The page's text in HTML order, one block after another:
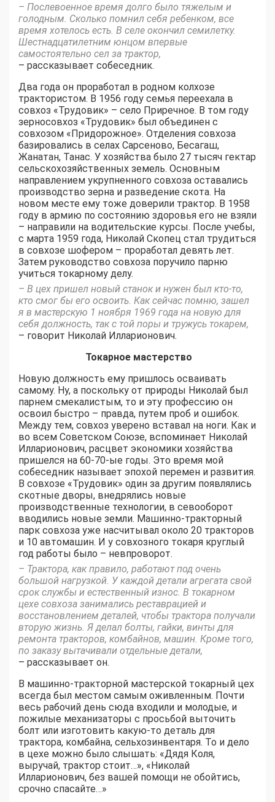
– Послевоенное время долго было тяжелым и
голодным. Сколько помнил себя ребенком, все
время хотелось есть. В селе окончил семилетку.
Шестнадцатилетним юнцом впервые
самостоятельно сел за трактор,
– рассказывает собеседник.
Два года он проработал в родном колхозе
трактористом. В 1956 году семья переехала в
совхоз «Трудовик» – село Приречное. В том году
зерносовхоз «Трудовик» был объединен с
совхозом «Придорожное». Отделения совхоза
базировались в селах Сарсеново, Бесагаш,
Жанатан, Танас. У хозяйства было 27 тысяч гектар
сельскохозяйственных земель. Основным
направлением укрупненного совхоза оставались
производство зерна и разведение скота. На
новом месте ему тоже доверили трактор. В 1958
году в армию по состоянию здоровья его не взяли
– направили на водительские курсы. После учебы,
с марта 1959 года, Николай Скопец стал трудиться
в совхозе шофером – проработал девять лет.
Затем руководство совхоза поручило парню
учиться токарному делу.
– В цех пришел новый станок и нужен был кто-то,
кто смог бы его освоить. Как сейчас помню, зашел
я в мастерскую 1 ноября 1969 года на новую для
себя должность, так с той поры и тружусь токарем,
– говорит Николай Илларионович.
Токарное мастерство
Новую должность ему пришлось осваивать
самому. Ну, а поскольку от природы Николай был
парнем смекалистым, то и эту профессию он
освоил быстро – правда, путем проб и ошибок.
Между тем, совхоз уверено вставал на ноги. Как и
во всем Советском Союзе, вспоминает Николай
Илларионович, расцвет экономики хозяйства
пришелся на 60-70-ые годы. Это время мой
собеседник называет эпохой перемен и развития.
В совхозе «Трудовик» один за другим появлялись
скотные дворы, внедрялись новые
производственные технологии, в севооборот
вводились новые земли. Машинно-тракторный
парк совхоза уже насчитывал около 20 тракторов
и 10 автомашин. И у совхозного токаря круглый
год работы было – невпроворот.
– Трактора, как правило, работают под очень
большой нагрузкой. У каждой детали агрегата свой
срок службы и естественный износ. В токарном
цехе совхоза занимались реставрацией и
восстановлением деталей, чтобы трактора получали
вторую жизнь. Я делал болты, гайки, винты для
ремонта тракторов, комбайнов, машин. Кроме того,
по заказу вытачивали отдельные детали,
– рассказывает он.
В машинно-тракторной мастерской токарный цех
всегда был местом самым оживленным. Почти
весь рабочий день сюда входили и молодые, и
пожилые механизаторы с просьбой выточить
болт или изготовить какую-то деталь для
трактора, комбайна, сельхозинвентаря. То и дело
в цехе можно было слышать: «Дядя Коля,
выручай, трактор стоит…», «Николай
Илларионович, без вашей помощи не обойтись,
срочно спасайте…»